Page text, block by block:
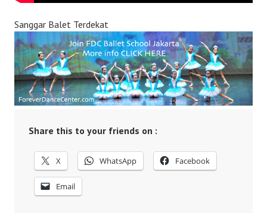
Sanggar Balet Terdekat
Share this to your friends on :
X WhatsApp Facebook
Email